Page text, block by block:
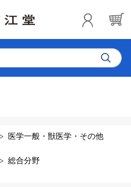
医学一般・獣医学・その他
総合分野